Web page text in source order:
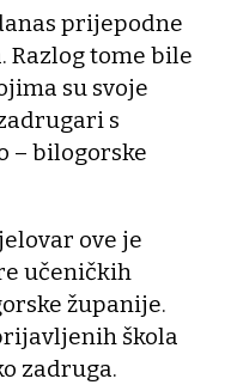
prijepodne
Razlog tome bile
su svoje
s
– bilogorske
ove je
učeničkih
županije.
škola
zadruga.